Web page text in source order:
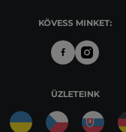
KÖVESS MINKET:
ÜZLETEINK